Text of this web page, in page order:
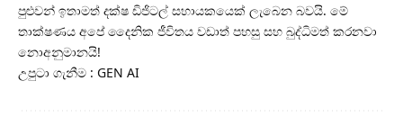
පුළුවන් ඉතාමත් දක්ෂ ඩිජිටල් සහායකයෙක් ලැබෙන බවයි. මේ
තාක්ෂණය අපේ දෛනික ජීවිතය වඩාත් පහසු සහ බුද්ධිමත් කරනවා
නොඅනුමානයි!
උපුටා ගැනීම : GEN AI